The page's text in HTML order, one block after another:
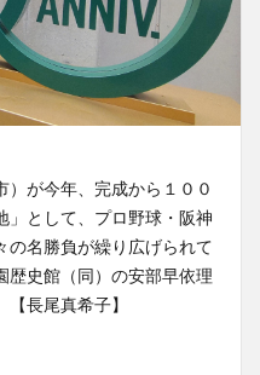
が今年、完成から１００
」として、プロ野球・阪神
の名勝負が繰り広げられて
歴史館（同）の安部早依理
長尾真希子】